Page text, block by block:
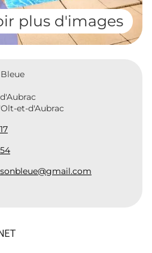
plus d'images
et-d'Aubrac